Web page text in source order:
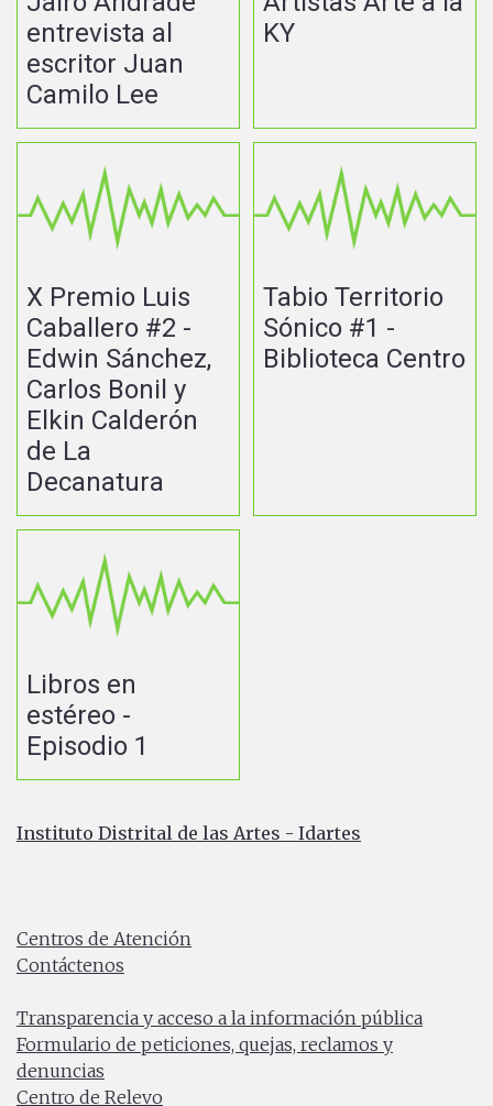
entrevista al
escritor Juan
Camilo Lee
KY
X Premio Luis
Caballero #2 -
Edwin Sánchez,
Carlos Bonil y
Elkin Calderón
de La
Decanatura
Tabio Territorio
Sónico #1 -
Biblioteca Centro
Libros en
estéreo -
Episodio 1
Instituto Distrital de las Artes - Idartes
Centros de Atención
Contáctenos
Transparencia y acceso a la información pública
Formulario de peticiones, quejas, reclamos y
denuncias
Centro de Relevo